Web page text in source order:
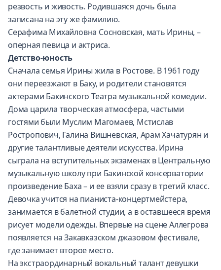
резвость и живость. Родившаяся дочь была
записана на эту же фамилию.
Серафима Михайловна Сосновская, мать Ирины, –
оперная певица и актриса.
Детство-юность
Сначала семья Ирины жила в Ростове. В 1961 году
они переезжают в Баку, и родители становятся
актерами Бакинского Театра музыкальной комедии.
Дома царила творческая атмосфера, частыми
гостями были Муслим Магомаев, Мстислав
Ростропович, Галина Вишневская, Арам Хачатурян и
другие талантливые деятели искусства. Ирина
сыграла на вступительных экзаменах в Центральную
музыкальную школу при Бакинской консерватории
произведение Баха – и ее взяли сразу в третий класс.
Девочка учится на пианиста-концертмейстера,
занимается в балетной студии, а в оставшееся время
рисует модели одежды. Впервые на сцене Аллегрова
появляется на Закавказском джазовом фестивале,
где занимает второе место.
На экстраординарный вокальный талант девушки